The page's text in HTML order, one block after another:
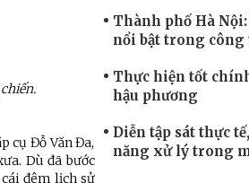
cụ Đỗ Văn Đa,
Dù đã bước
đêm lịch sử
Thành phố Hà
nổi bật trong công
Thực hiện tốt
hậu phương
Diễn tập sát thực
năng xử lý trong